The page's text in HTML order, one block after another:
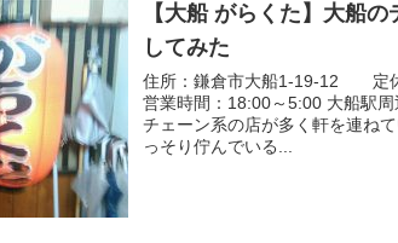
【大船 がらくた】大船
してみた
住所：鎌倉市大船1-19-12 定
営業時間：18:00～5:00 大船駅周
チェーン系の店が多く軒を連ね
っそり佇んでいる...